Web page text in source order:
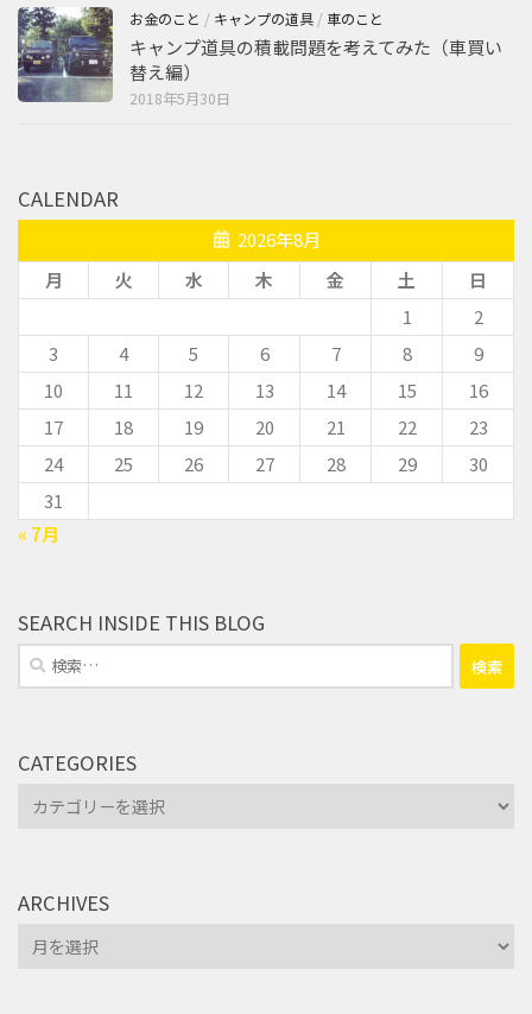
お金のこと / キャンプの道具 / 車のこと
キャンプ道具の積載問題を考えてみた（車買い
替え編）
2018年5月30日
CALENDAR
2026年8月
月
火 水 木 金 土
日
1
2
3
4 5 6 7 8
9
10
11 12 13 14 15
16
17
18 19 20 21 22
23
24
25 26 27 28 29
30
31
« 7月
SEARCH INSIDE THIS BLOG
検
索:
CATEGORIES
Categories
ARCHIVES
Archives